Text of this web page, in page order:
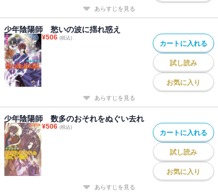
あらすじを見る
少年陰陽師 愁いの波に揺れ惑え
¥506 (税込)
カートに入れる
試し読み
お気に入り
あらすじを見る
少年陰陽師 数多のおそれをぬぐい去れ
¥506 (税込)
カートに入れる
試し読み
お気に入り
あらすじを見る